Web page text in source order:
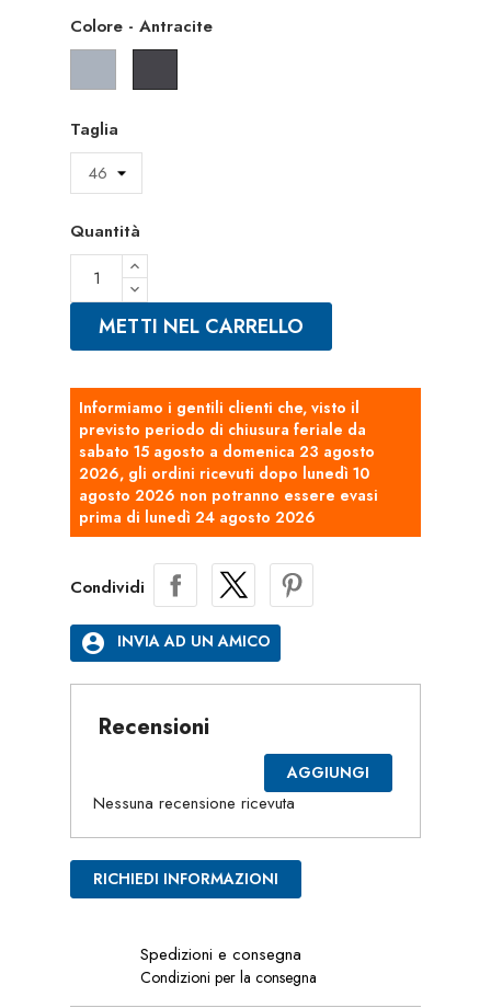
Colore - Antracite
Taglia
Quantità
METTI NEL CARRELLO
Informiamo i gentili clienti che, visto il
previsto periodo di chiusura feriale da
sabato 15 agosto a domenica 23 agosto
2026, gli ordini ricevuti dopo lunedì 10
agosto 2026 non potranno essere evasi
prima di lunedì 24 agosto 2026
Condividi
account_circle INVIA AD UN AMICO
Recensioni
AGGIUNGI
Nessuna recensione ricevuta
RICHIEDI INFORMAZIONI
Spedizioni e consegna
Condizioni per la consegna